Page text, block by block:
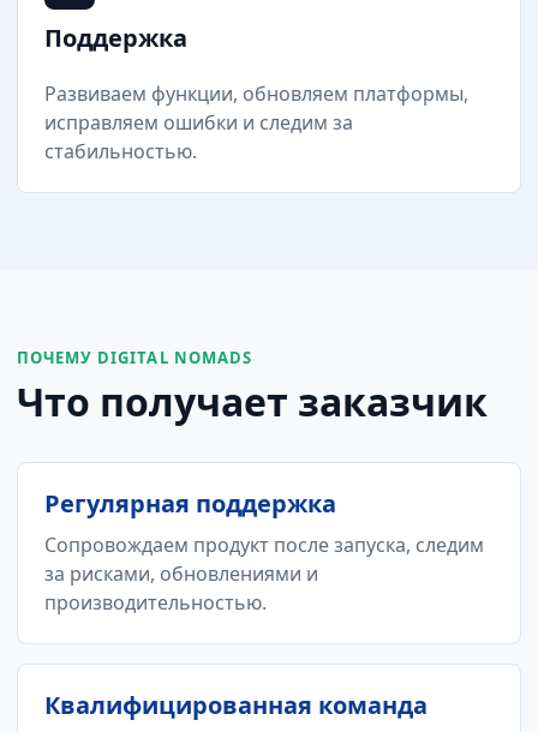
Поддержка
Развиваем функции, обновляем платформы,
исправляем ошибки и следим за
стабильностью.
ПОЧЕМУ DIGITAL NOMADS
Что получает заказчик
Регулярная поддержка
Сопровождаем продукт после запуска, следим
за рисками, обновлениями и
производительностью.
Квалифицированная команда